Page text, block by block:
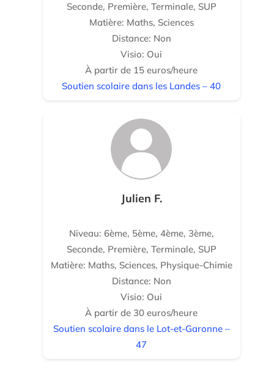
Seconde, Première, Terminale, SUP
Matière: Maths, Sciences
Distance: Non
Visio: Oui
À partir de 15 euros/heure
Soutien scolaire dans les Landes – 40
Julien F.
Niveau: 6ème, 5ème, 4ème, 3ème,
Seconde, Première, Terminale, SUP
Matière: Maths, Sciences, Physique-Chimie
Distance: Non
Visio: Oui
À partir de 30 euros/heure
Soutien scolaire dans le Lot-et-Garonne –
47